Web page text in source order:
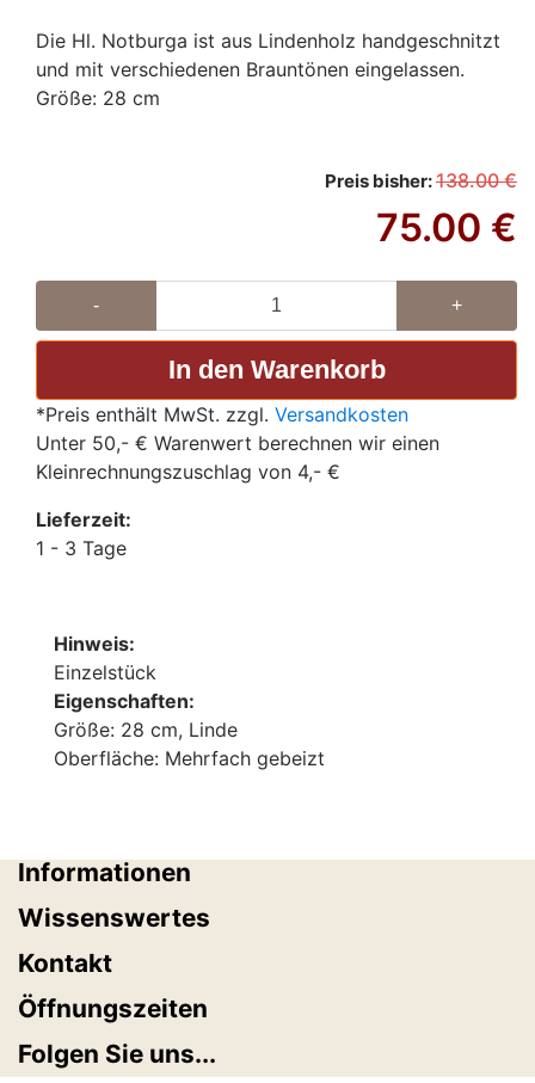
Die Hl. Notburga ist aus Lindenholz handgeschnitzt
und mit verschiedenen Brauntönen eingelassen.
Größe: 28 cm
Preis bisher:138.00 €
75.00 €
- +
*Preis enthält MwSt. zzgl. Versandkosten
Unter 50,- € Warenwert berechnen wir einen
Kleinrechnungszuschlag von 4,- €
Lieferzeit:
1 - 3 Tage
Hinweis:
Einzelstück
Eigenschaften:
Größe: 28 cm, Linde
Oberfläche: Mehrfach gebeizt
Informationen
Wissenswertes
Kontakt
Öffnungszeiten
Folgen Sie uns...